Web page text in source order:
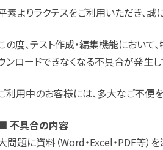
素よりラクテスをご利用いただき、誠
の度、テスト作成・編集機能におい
ンロードできなくなる不具合が発生
利用中のお客様には、多大なご不便
不具合の内容
問題に資料（Word・Excel・PDF等）